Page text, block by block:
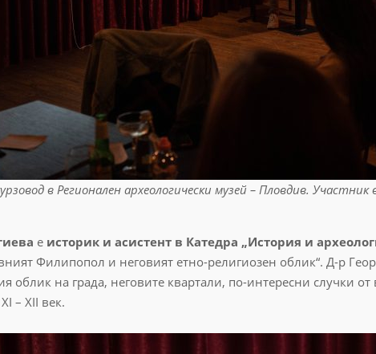
в Регионален археологически музей – Пловдив.
е историк и асистент в Катедра „История и
Филипопол и неговият етно-религиозен облик“. Д-р
облик на града, неговите квартали, по-интересни случки
– XII век.